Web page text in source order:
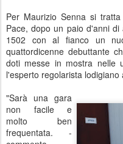
Per Maurizio Senna si
Pace, dopo un paio d'anni
1502 con al fianco un
quattordicenne debuttante
doti messe in mostra nelle
l'esperto regolarista lodigiano
"Sarà una gara
non facile e
molto ben
frequentata. -